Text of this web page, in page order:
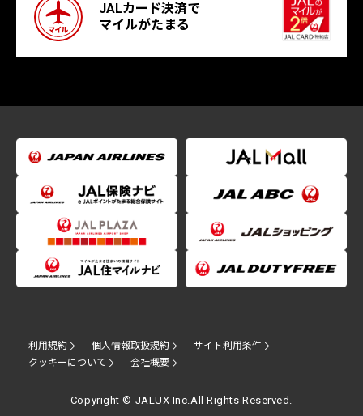
JALカード決済で
マイルがたまる
利用規約 個人情報取扱規約
サイト利用条件
クッキーについて
会社概要
Copyright © JALUX Inc.All Rights Reserved.